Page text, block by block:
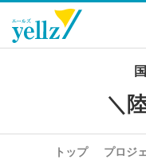
＼
トップ プロジ